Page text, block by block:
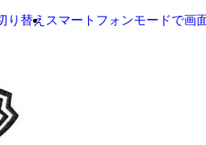
り替え スマートフォンモードで画